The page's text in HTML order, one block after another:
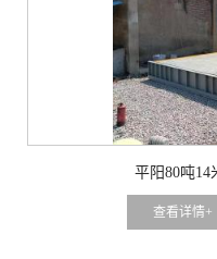
平阳80吨14
查看详情+